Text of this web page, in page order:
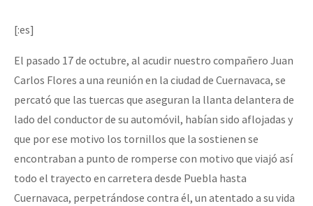
[:es]
El pasado 17 de octubre, al acudir nuestro compañero Juan
Carlos Flores a una reunión en la ciudad de Cuernavaca, se
percató que las tuercas que aseguran la llanta delantera de
lado del conductor de su automóvil, habían sido aflojadas y
que por ese motivo los tornillos que la sostienen se
encontraban a punto de romperse con motivo que viajó así
todo el trayecto en carretera desde Puebla hasta
Cuernavaca, perpetrándose contra él, un atentado a su vida